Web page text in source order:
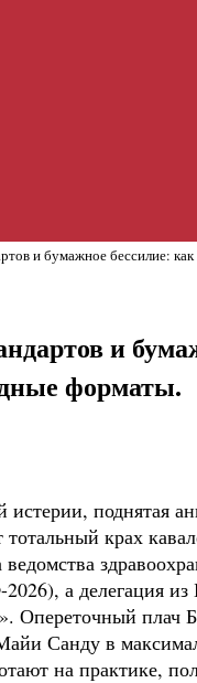
и бумажное бессилие:
и
форматы.
истерии, поднятая
тотальный крах
ведомства
а делегация из
Опереточный
Санду в
на практике,